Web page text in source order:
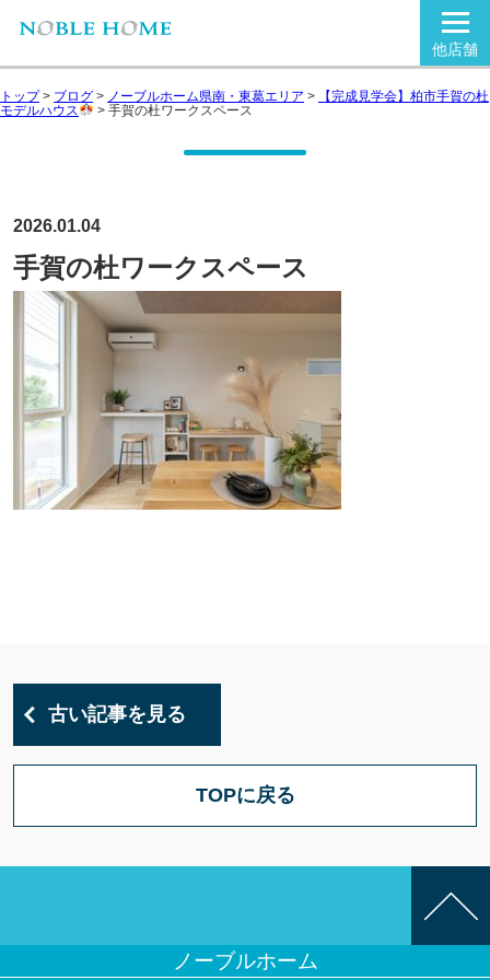
他店舗
トップ> ブログ > ノーブルホーム県南・東葛エリア >
【完成見学会】柏市手賀の杜
モデルハウス
> 手賀の杜ワークスペース
2026.01.04
手賀の杜ワークスペース
古い記事を見る
TOPに戻る
ノーブルホーム